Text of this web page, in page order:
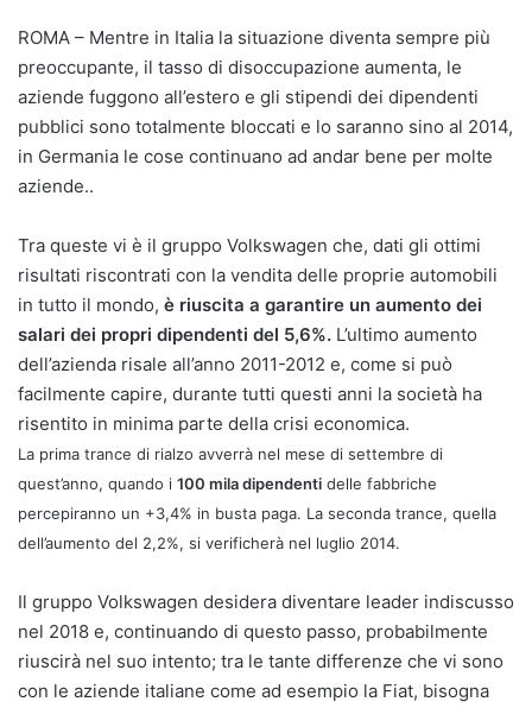
ROMA – Mentre in Italia la situazione diventa sempre più
preoccupante, il tasso di disoccupazione aumenta, le
aziende fuggono all’estero e gli stipendi dei dipendenti
pubblici sono totalmente bloccati e lo saranno sino al 2014,
in Germania le cose continuano ad andar bene per molte
aziende..
Tra queste vi è il gruppo Volkswagen che, dati gli ottimi
risultati riscontrati con la vendita delle proprie automobili
in tutto il mondo, è riuscita a garantire un aumento dei
salari dei propri dipendenti del 5,6%. L’ultimo aumento
dell’azienda risale all’anno 2011-2012 e, come si può
facilmente capire, durante tutti questi anni la società ha
risentito in minima parte della crisi economica.
La prima trance di rialzo avverrà nel mese di settembre di
quest’anno, quando i 100 mila dipendenti delle fabbriche
percepiranno un +3,4% in busta paga. La seconda trance, quella
dell’aumento del 2,2%, si verificherà nel luglio 2014.
Il gruppo Volkswagen desidera diventare leader indiscusso
nel 2018 e, continuando di questo passo, probabilmente
riuscirà nel suo intento; tra le tante differenze che vi sono
con le aziende italiane come ad esempio la Fiat, bisogna